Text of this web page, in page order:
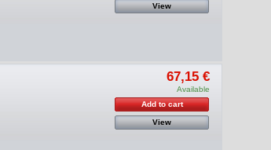
View
67,15 €
Available
Add to cart
View